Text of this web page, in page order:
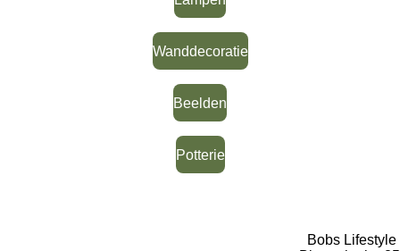
Wanddecoratie
Beelden
Potterie
Bobs Lifestyle